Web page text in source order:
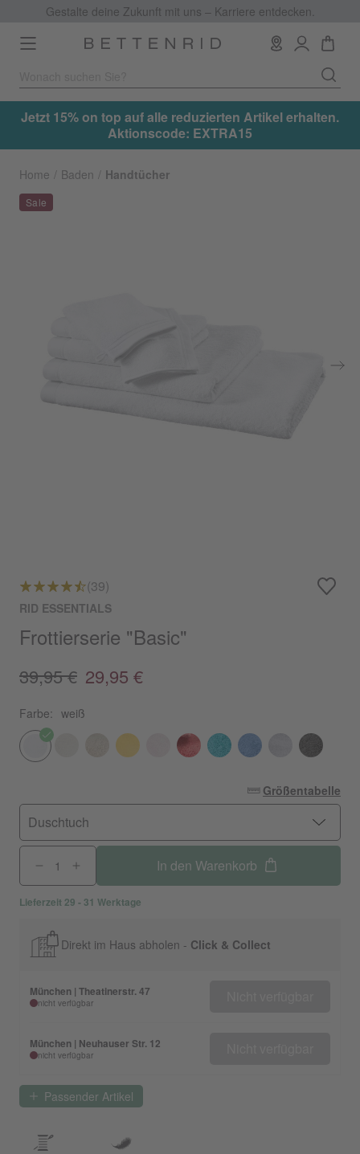
Gestalte deine Zukunft mit uns – Karriere entdecken.
Toggle
navigation
Jetzt 15% on top auf alle reduzierten Artikel erhalten.
Aktionscode: EXTRA15
Home Baden Handtücher
(39)
RID ESSENTIALS
Frottierserie "Basic"
39,95 € 29,95 €
Farbe: weiß
Größentabelle
Duschtuch
In den Warenkorb
Lieferzeit 29 - 31 Werktage
Direkt im Haus abholen - Click & Collect
München | Theatinerstr. 47
nicht verfügbar
München | Neuhauser Str. 12
nicht verfügbar
Passender Artikel